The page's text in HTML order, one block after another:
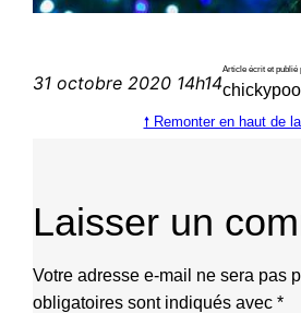
31 octobre 2020 14h14
Article écrit et publié
chickypoo
🠕 Remonter en haut de
Laisser un
Votre adresse e-mail ne sera pas
obligatoires sont indiqués avec*